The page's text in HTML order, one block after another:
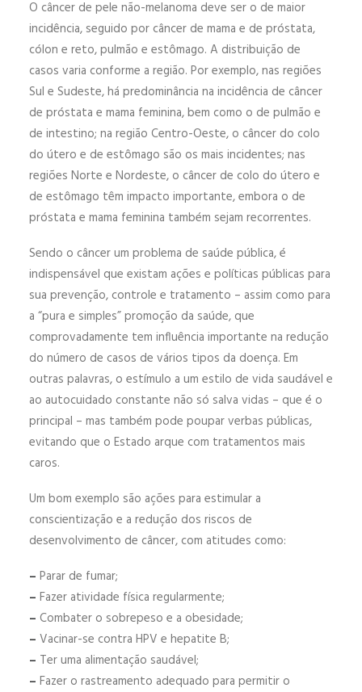
O câncer de pele não-melanoma deve ser o de maior
incidência, seguido por câncer de mama e de próstata,
cólon e reto, pulmão e estômago. A distribuição de
casos varia conforme a região. Por exemplo, nas regiões
Sul e Sudeste, há predominância na incidência de câncer
de próstata e mama feminina, bem como o de pulmão e
de intestino; na região Centro-Oeste, o câncer do colo
do útero e de estômago são os mais incidentes; nas
regiões Norte e Nordeste, o câncer de colo do útero e
de estômago têm impacto importante, embora o de
próstata e mama feminina também sejam recorrentes.
Sendo o câncer um problema de saúde pública, é
indispensável que existam ações e políticas públicas para
sua prevenção, controle e tratamento – assim como para
a “pura e simples” promoção da saúde, que
comprovadamente tem influência importante na redução
do número de casos de vários tipos da doença. Em
outras palavras, o estímulo a um estilo de vida saudável e
ao autocuidado constante não só salva vidas – que é o
principal – mas também pode poupar verbas públicas,
evitando que o Estado arque com tratamentos mais
caros.
Um bom exemplo são ações para estimular a
conscientização e a redução dos riscos de
desenvolvimento de câncer, com atitudes como:
– Parar de fumar;
– Fazer atividade física regularmente;
– Combater o sobrepeso e a obesidade;
– Vacinar-se contra HPV e hepatite B;
– Ter uma alimentação saudável;
– Fazer o rastreamento adequado para permitir o